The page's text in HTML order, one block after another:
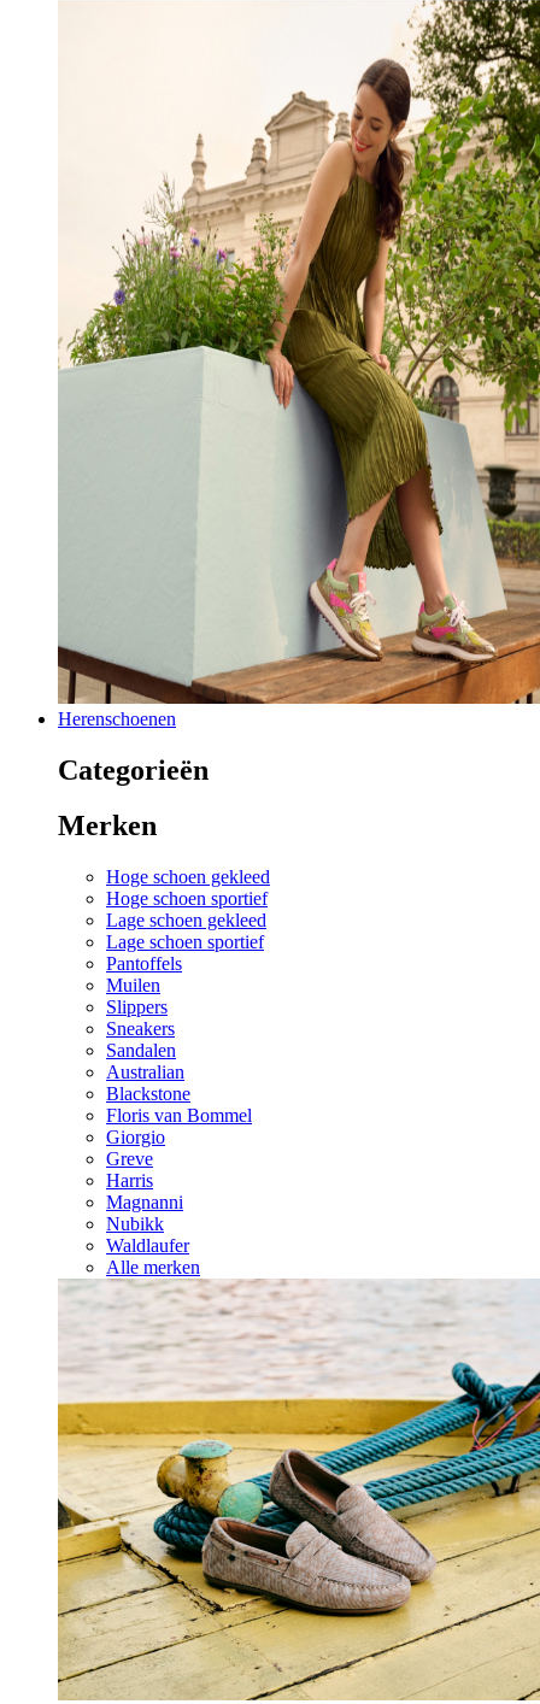
Herenschoenen
Categorieën
Merken
Hoge schoen gekleed
Hoge schoen sportief
Lage schoen gekleed
Lage schoen sportief
Pantoffels
Muilen
Slippers
Sneakers
Sandalen
Australian
Blackstone
Floris van Bommel
Giorgio
Greve
Harris
Magnanni
Nubikk
Waldlaufer
Alle merken